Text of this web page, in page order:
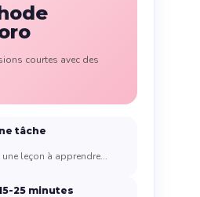
courtes avec des
tâche
une leçon à apprendre...
25 minutes